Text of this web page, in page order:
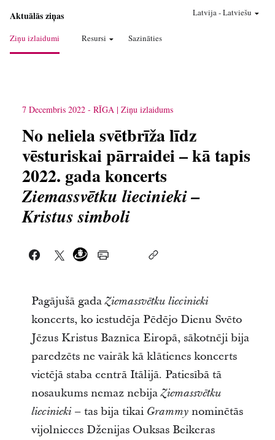
Aktuālās ziņas
Ziņu izlaidumi Resursi Sazināties
Latvija-Latviešu
7 Decembris 2022 - RĪGA Ziņu izlaidums
No neliela svētbrīža līdz
vēsturiskai pārraidei – kā tapis
2022. gada koncerts
Ziemassvētku liecinieki –
Kristus simboli
Pagājušā gadaZiemassvētku liecinieki
koncerts, ko iestudēja Pēdējo Dienu Svēto
Jēzus Kristus Baznīca Eiropā, sākotnēji bija
paredzēts ne vairāk kā klātienes koncerts
vietējā staba centrā Itālijā. Patiesībā tā
nosaukums nemaz nebijaZiemassvētku
liecinieki– tas bija tikai Grammynominētās
vijolnieces Dženijas Ouksas Beikeras